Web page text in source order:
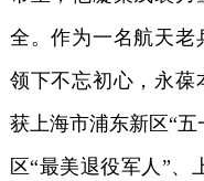
全。作为一名航天老
领下不忘初心，永葆
获上海市浦东新区“
区“最美退役军人”、